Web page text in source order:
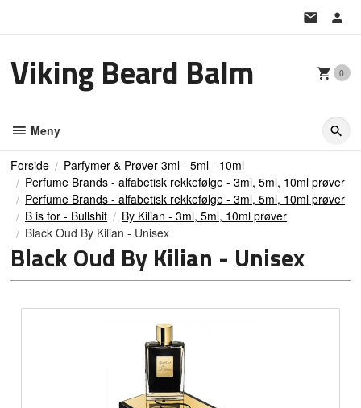
Viking Beard Balm 0
Meny
Forside
Parfymer & Prøver 3ml - 5ml - 10ml
Perfume Brands - alfabetisk rekkefølge - 3ml, 5ml, 10ml prøver
Perfume Brands - alfabetisk rekkefølge - 3ml, 5ml, 10ml prøver
B is for - Bullshit
By Kilian - 3ml, 5ml, 10ml prøver
Black Oud By Kilian - Unisex
Black Oud By Kilian - Unisex